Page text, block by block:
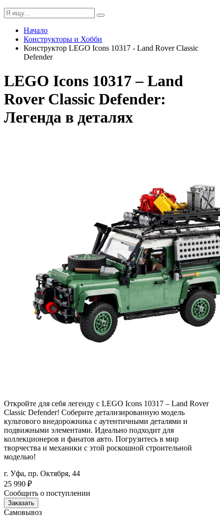
Начало
Конструкторы и Хобби
Конструктор LEGO Icons 10317 - Land Rover Classic
Defender
LEGO Icons 10317 – Land
Rover Classic Defender:
Легенда в деталях
Откройте для себя легенду с LEGO Icons 10317 – Land Rover
Classic Defender! Соберите детализированную модель
культового внедорожника с аутентичными деталями и
подвижными элементами. Идеально подходит для
коллекционеров и фанатов авто. Погрузитесь в мир
творчества и механики с этой роскошной строительной
моделью!
г. Уфа, пр. Октября, 44
25 990 ₽
Сообщить о поступлении
Заказать
Самовывоз